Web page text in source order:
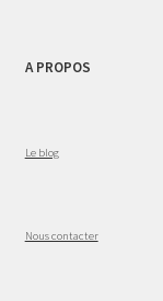
A PROPOS
Le blog
Nous contacter